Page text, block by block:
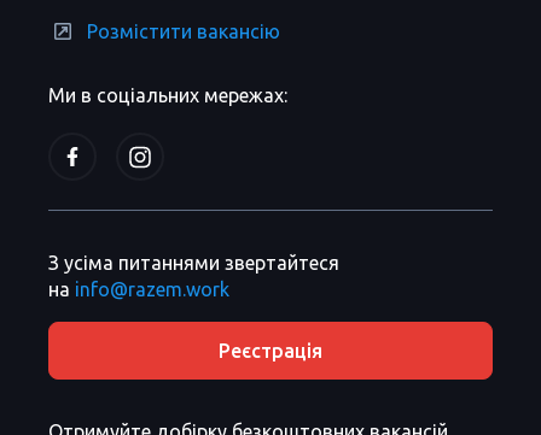
Ми в соціальних мережах:
Розмістити вакансію
З усіма питаннями звертайтеся
на info@razem.work
Реєстрація